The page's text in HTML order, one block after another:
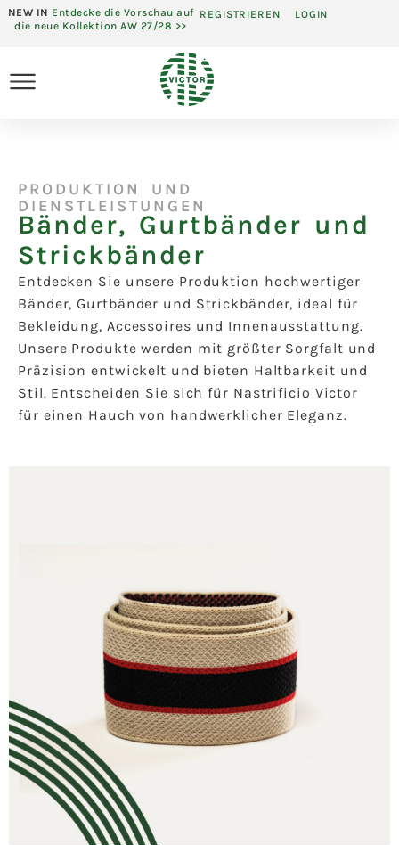
NEW IN Entdecke die Vorschau auf
die neue Kollektion AW 27/28 >>
REGISTRIEREN LOGIN
PRODUKTION UND
DIENSTLEISTUNGEN
Bänder, Gurtbänder und
Strickbänder​
Entdecken Sie unsere Produktion hochwertiger
Bänder, Gurtbänder und Strickbänder, ideal für
Bekleidung, Accessoires und Innenausstattung.
Unsere Produkte werden mit größter Sorgfalt und
Präzision entwickelt und bieten Haltbarkeit und
Stil. Entscheiden Sie sich für Nastrificio Victor
für einen Hauch von handwerklicher Eleganz.